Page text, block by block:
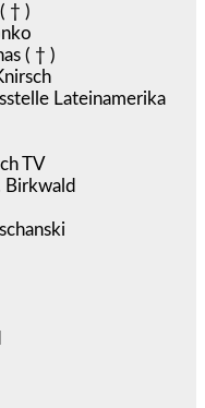
† )
( † )
Lateinamerika
TV
Birkwald